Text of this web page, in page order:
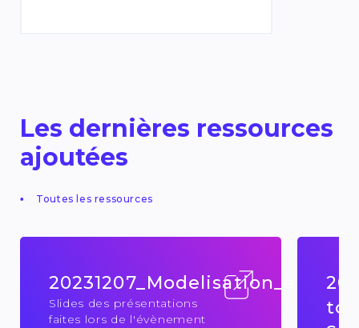
Les dernières ressources
ajoutées
Toutes les ressources
Slides des présentations
faites lors de l'évènement
to